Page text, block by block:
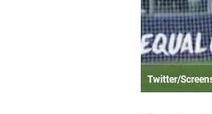
Twitter/